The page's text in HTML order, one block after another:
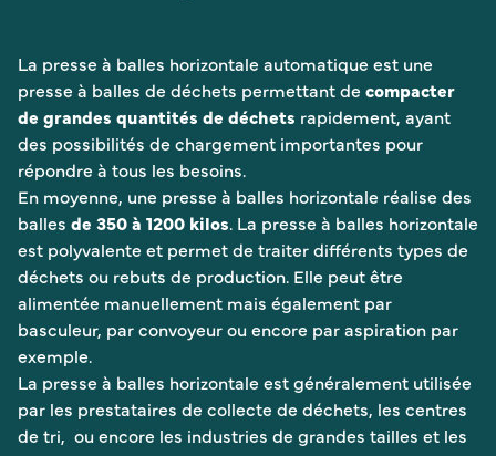
La presse à balles horizontale automatique est une
presse à balles de déchets permettant de compacter
de grandes quantités de déchets rapidement, ayant
des possibilités de chargement importantes pour
répondre à tous les besoins.
En moyenne, une presse à balles horizontale réalise des
balles de 350 à 1200 kilos. La presse à balles horizontale
est polyvalente et permet de traiter différents types de
déchets ou rebuts de production. Elle peut être
alimentée manuellement mais également par
basculeur, par convoyeur ou encore par aspiration par
exemple.
La presse à balles horizontale est généralement utilisée
par les prestataires de collecte de déchets, les centres
de tri, ou encore les industries de grandes tailles et les